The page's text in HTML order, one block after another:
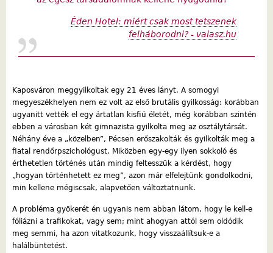
Éden Hotel: miért csak most tetszenek
felháborodni? - valasz.hu
Kaposváron meggyilkoltak egy 21 éves lányt. A somogyi
megyeszékhelyen nem ez volt az első brutális gyilkosság: korábban
ugyanitt vették el egy ártatlan kisfiú életét, még korábban szintén
ebben a városban két gimnazista gyilkolta meg az osztálytársát.
Néhány éve a „közelben”, Pécsen erőszakolták és gyilkolták meg a
fiatal rendőrpszichológust. Miközben egy-egy ilyen sokkoló és
érthetetlen történés után mindig feltesszük a kérdést, hogy
„hogyan történhetett ez meg”, azon már elfelejtünk gondolkodni,
min kellene mégiscsak, alapvetően változtatnunk.
A probléma gyökerét én ugyanis nem abban látom, hogy le kell-e
fóliázni a trafikokat, vagy sem; mint ahogyan attól sem oldódik
meg semmi, ha azon vitatkozunk, hogy visszaállítsuk-e a
halálbüntetést.